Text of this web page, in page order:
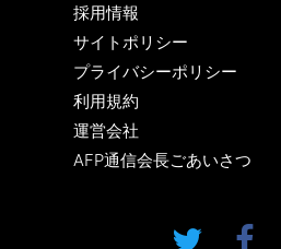
採用情報
サイトポリシー
プライバシーポリシー
利用規約
運営会社
AFP通信会長ごあいさつ